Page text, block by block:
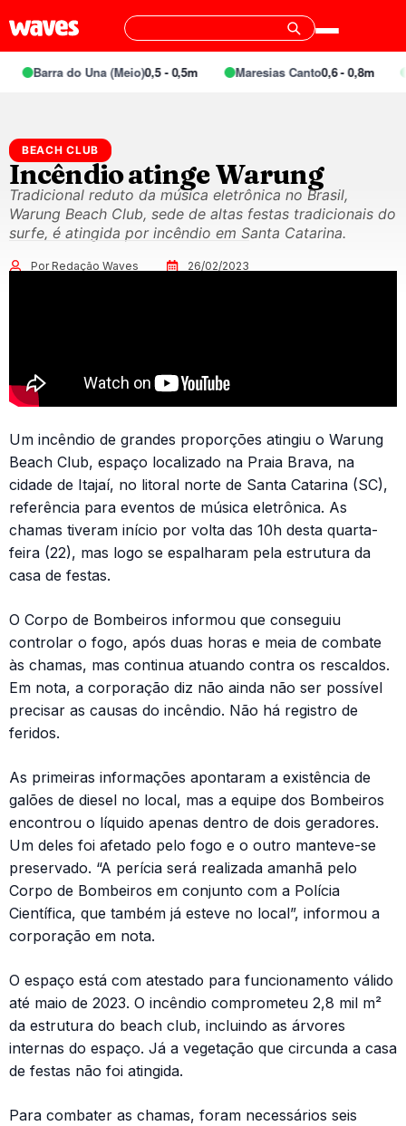
Barra do Una (Meio)0,5 - 0,5m Maresias Canto0,6 - 0,8m
BEACH CLUB
Incêndio atinge Warung
Tradicional reduto da música eletrônica no Brasil,
Warung Beach Club, sede de altas festas tradicionais do
surfe, é atingida por incêndio em Santa Catarina.
Por Redação Waves 26/02/2023
Um incêndio de grandes proporções atingiu o Warung
Beach Club, espaço localizado na Praia Brava, na
cidade de Itajaí, no litoral norte de Santa Catarina (SC),
referência para eventos de música eletrônica. As
chamas tiveram início por volta das 10h desta quarta-
feira (22), mas logo se espalharam pela estrutura da
casa de festas.
O Corpo de Bombeiros informou que conseguiu
controlar o fogo, após duas horas e meia de combate
às chamas, mas continua atuando contra os rescaldos.
Em nota, a corporação diz não ainda não ser possível
precisar as causas do incêndio. Não há registro de
feridos.
As primeiras informações apontaram a existência de
galões de diesel no local, mas a equipe dos Bombeiros
encontrou o líquido apenas dentro de dois geradores.
Um deles foi afetado pelo fogo e o outro manteve-se
preservado. “A perícia será realizada amanhã pelo
Corpo de Bombeiros em conjunto com a Polícia
Científica, que também já esteve no local”, informou a
corporação em nota.
O espaço está com atestado para funcionamento válido
até maio de 2023. O incêndio comprometeu 2,8 mil m²
da estrutura do beach club, incluindo as árvores
internas do espaço. Já a vegetação que circunda a casa
de festas não foi atingida.
Para combater as chamas, foram necessários seis